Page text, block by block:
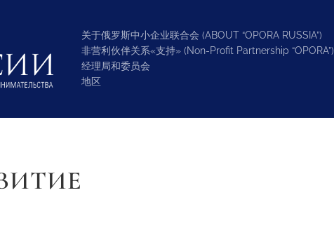
关于俄罗斯中小企业联合会 (ABOUT “OPORA RUSSIA”)
非营利伙伴关系«支持» (Non-Profit Partnership “OPORA”)
经理局和委员会
地区